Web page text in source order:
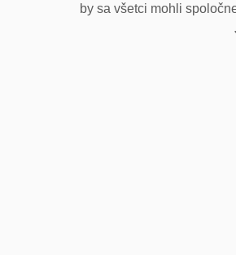
by sa všetci mohli